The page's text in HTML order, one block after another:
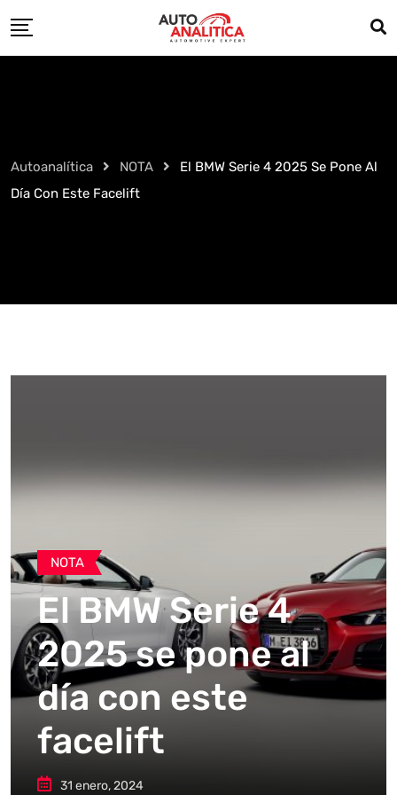
to
Autoanalítica NOTA
El BMW Serie 4 2025 Se Pone Al
Día Con Este Facelift
NOTA
El BMW Serie 4
2025 se pone al
día con este
facelift
31 enero, 2024